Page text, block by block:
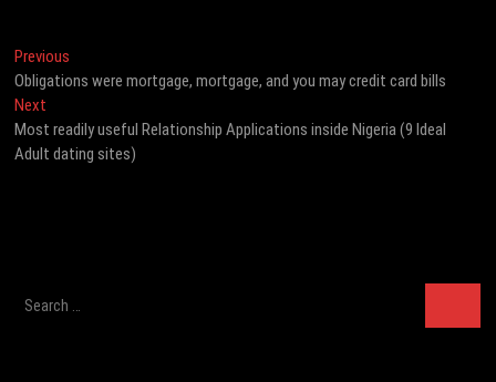
Post
navigation
Previous
post:
Obligations were mortgage, mortgage, and you may credit card bills
Next
post:
Most readily useful Relationship Applications inside Nigeria (9 Ideal
Adult dating sites)